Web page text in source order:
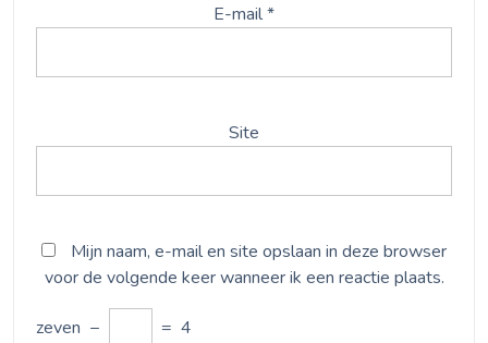
E-mail*
Site
Mijn naam, e-mail en site opslaan in deze browser
voor de volgende keer wanneer ik een reactie plaats.
zeven − = 4